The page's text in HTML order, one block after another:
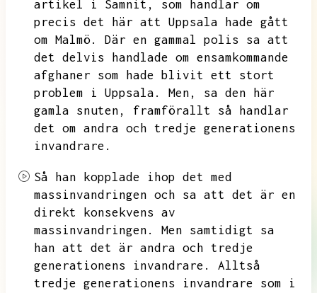
artikel i Samnit,
som handlar om
precis det här att Uppsala hade gått
om Malmö.
Där en gammal polis sa att
det delvis handlade om ensamkommande
afghaner som hade blivit ett stort
problem i Uppsala.
Men,
sa den här
gamla snuten,
framförallt så handlar
det om andra och tredje generationens
invandrare.
Så han kopplade ihop det med
massinvandringen och sa att det är en
direkt konsekvens av
massinvandringen.
Men samtidigt sa
han att det är andra och tredje
generationens invandrare.
Alltså
tredje generationens invandrare som i